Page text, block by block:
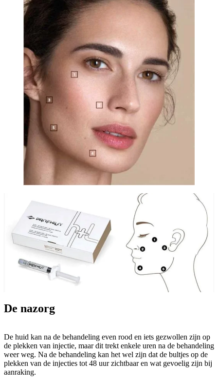
De nazorg
De huid kan na de behandeling even rood en iets gezwollen zijn op
de plekken van injectie, maar dit trekt enkele uren na de behandeling
weer weg. Na de behandeling kan het wel zijn dat de bultjes op de
plekken van de injecties tot 48 uur zichtbaar en wat gevoelig zijn bij
aanraking.